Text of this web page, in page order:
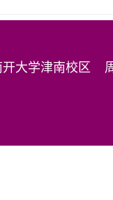
开大学津南校区